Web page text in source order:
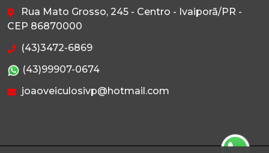
Rua Mato Grosso, 245 - Centro - Ivaiporã/PR -
CEP 86870000
(43)3472-6869
(43)99907-0674
joaoveiculosivp@hotmail.com